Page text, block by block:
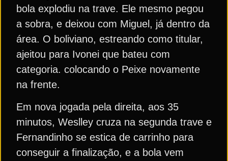
bola explodiu na trave. Ele mesmo pegou
a sobra, e deixou com Miguel, já dentro da
área. O boliviano, estreando como titular,
ajeitou para Ivonei que bateu com
categoria. colocando o Peixe novamente
na frente.
Em nova jogada pela direita, aos 35
minutos, Weslley cruza na segunda trave e
Fernandinho se estica de carrinho para
conseguir a finalização, e a bola vem